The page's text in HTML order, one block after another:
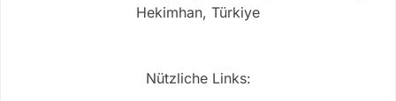
Hekimhan, Türkiye
Nützliche Links: